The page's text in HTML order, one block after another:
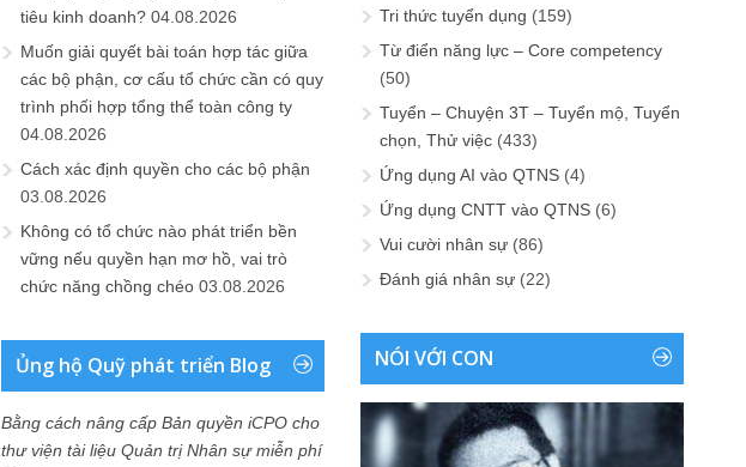
tiêu kinh doanh? 04.08.2026
Muốn giải quyết bài toán hợp tác giữa
các bộ phận, cơ cấu tổ chức cần có quy
trình phối hợp tổng thể toàn công ty
04.08.2026
Cách xác định quyền cho các bộ phận
03.08.2026
Không có tổ chức nào phát triển bền
vững nếu quyền hạn mơ hồ, vai trò
chức năng chồng chéo 03.08.2026
Ủng hộ Quỹ phát triển Blog
Bằng cách nâng cấp Bản quyền iCPO cho
thư viện tài liệu Quản trị Nhân sự miễn phí
Tri thức tuyển dụng (159)
Từ điển năng lực – Core competency
(50)
Tuyển – Chuyện 3T – Tuyển mộ, Tuyển
chọn, Thử việc (433)
Ứng dụng AI vào QTNS (4)
Ứng dụng CNTT vào QTNS (6)
Vui cười nhân sự (86)
Đánh giá nhân sự (22)
NÓI VỚI CON